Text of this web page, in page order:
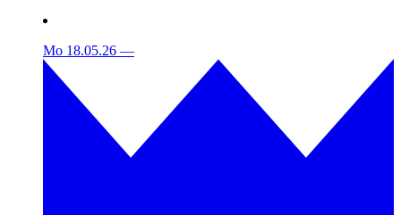
Mo 18.05.26 —